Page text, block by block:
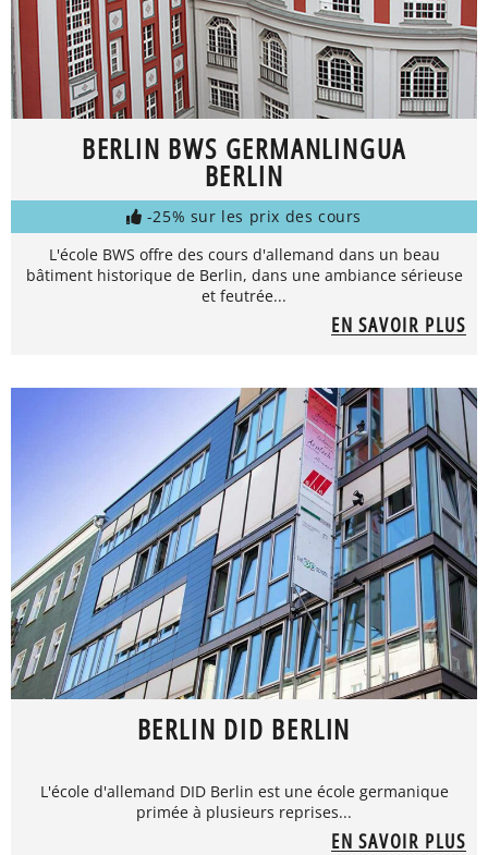
BERLIN BWS GERMANLINGUA
BERLIN
-25% sur les prix des cours
L'école BWS offre des cours d'allemand dans un beau
bâtiment historique de Berlin, dans une ambiance sérieuse
et feutrée...
EN SAVOIR PLUS
BERLIN DID BERLIN
L'école d'allemand DID Berlin est une école germanique
primée à plusieurs reprises...
EN SAVOIR PLUS